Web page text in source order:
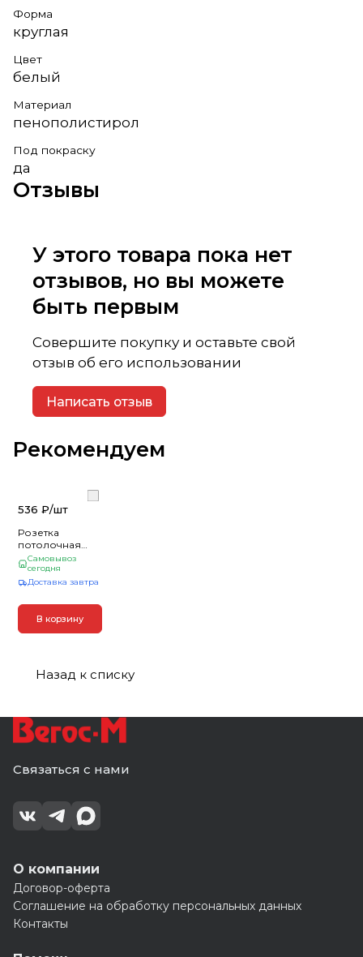
Форма
круглая
Цвет
белый
Материал
пенополистирол
Под покраску
да
Отзывы
У этого товара пока нет
отзывов, но вы можете
быть первым
Совершите покупку и оставьте свой
отзыв об его использовании
Написать отзыв
Рекомендуем
536 ₽/шт
Розетка
потолочная
декор 340 (10)
Самовывоз
сегодня
Доставка завтра
В корзину
Назад к списку
Связаться с нами
О компании
Договор-оферта
Соглашение на обработку персональных данных
Контакты